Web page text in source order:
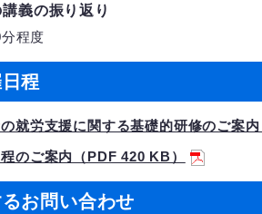
義の振り返り
程度
程
就労支援に関する基礎的研修のご案内
のご案内（PDF 420 KB）
お問い合わせ